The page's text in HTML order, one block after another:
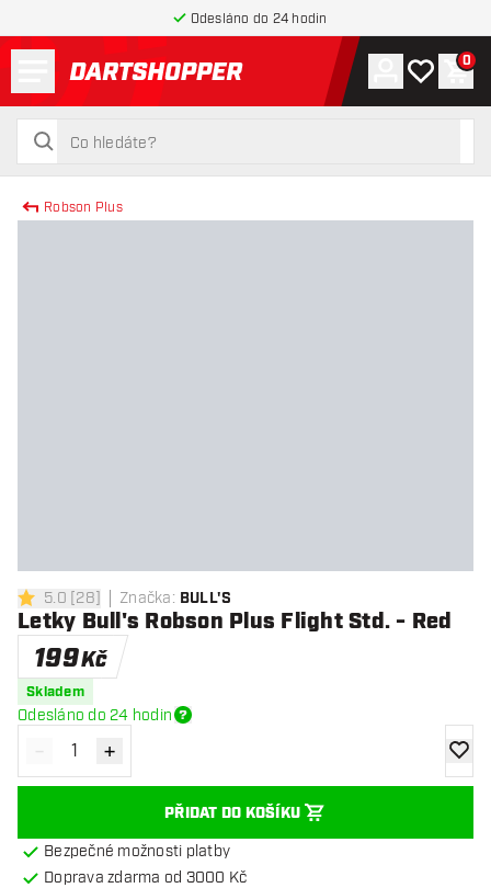
Odesláno do 24 hodin
Zpět na hlavní stránku
hledat
hledat
ÚčetMůj 0
Robson Plus
5 hodnoticí hvězdičky
5.0 [28] Značka: BULL'S
Letky Bull's Robson Plus Flight Std. - Red
199Kč
Skladem
Odesláno do 24 hodin
Snížit množství
- Zvýšit množství
+
PŘIDAT DO KOŠÍKU
Bezpečné možnosti platby
Doprava zdarma od 3000 Kč